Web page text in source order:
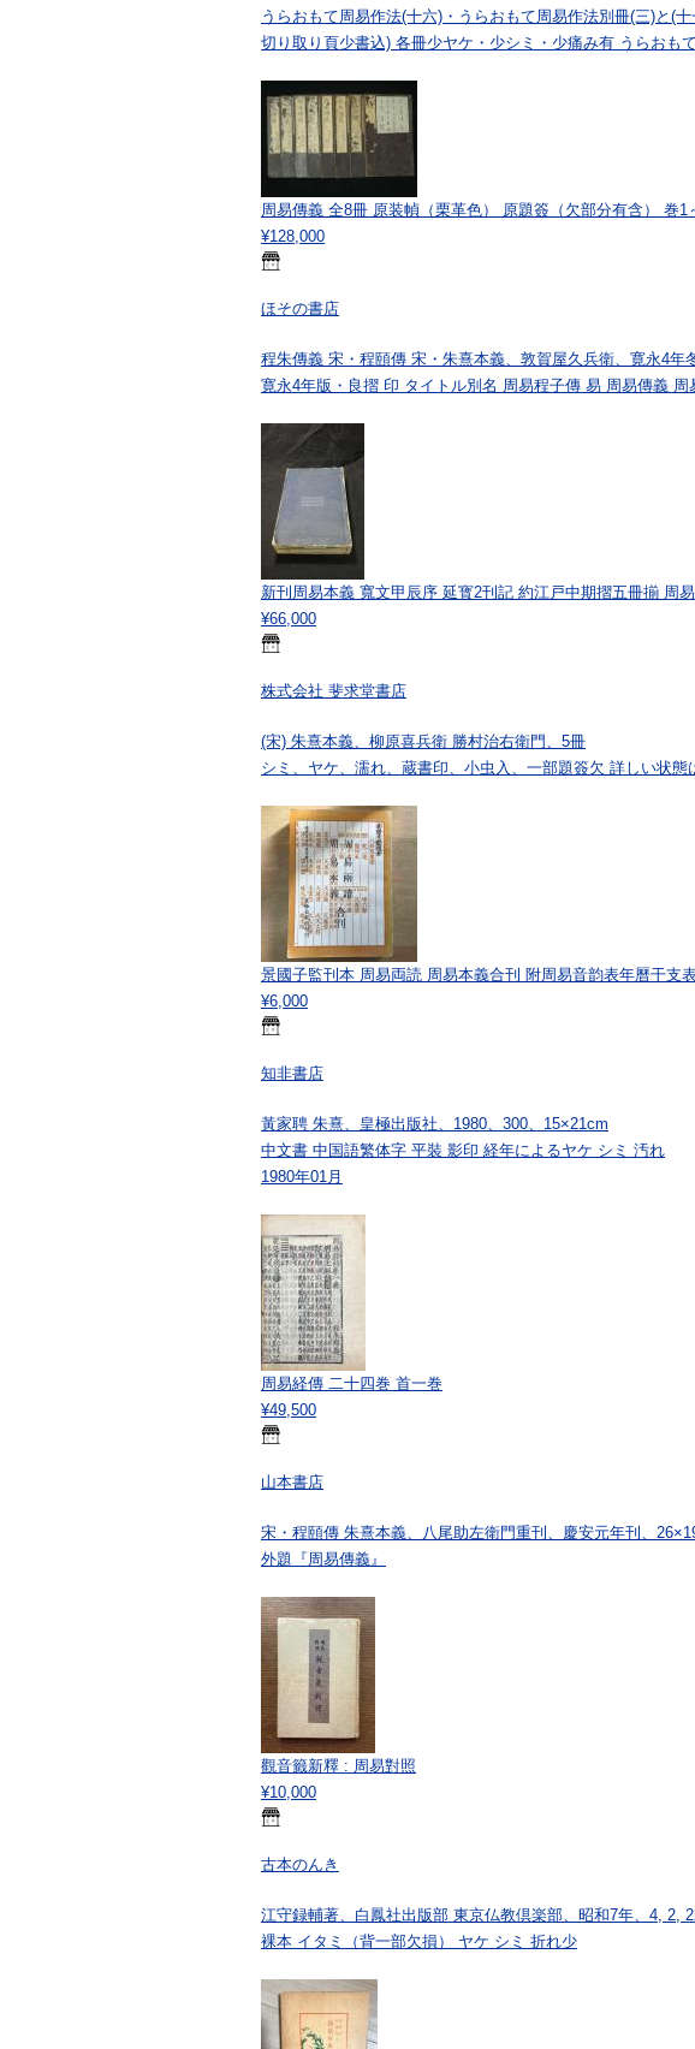
うらおもて周易作法(十六)・うらおもて周易作法別冊(三)と(
切り取り頁少書込) 各冊少ヤケ・少シミ・少痛み有 うらおも
周易傳義 全8冊 原装幀（栗革色） 原題簽（欠部分有含） 巻1
¥128,000
ほその書店
程朱傳義 宋・程頤傳 宋・朱熹本義、敦賀屋久兵衛、寛永4年
寛永4年版・良摺 印 タイトル別名 周易程子傳 易 周易傳義 周
新刊周易本義 寬文甲辰序 延寳2刊記 約江戸中期摺五冊揃 周
¥66,000
株式会社 斐求堂書店
(宋) 朱熹本義、柳原喜兵衛 勝村治右衛門、5冊
シミ、ヤケ、濡れ、蔵書印、小虫入、一部題簽欠 詳しい状態
景國子監刊本 周易両読 周易本義合刊 附周易音韵表年曆干支
¥6,000
知非書店
黃家聘 朱熹、皇極出版社、1980、300、15×21cm
中文書 中国語繁体字 平裝 影印 経年によるヤケ シミ 汚れ
1980年01月
周易経傳 二十四巻 首一巻
¥49,500
山本書店
宋・程頤傳 朱熹本義、八尾助左衛門重刊、慶安元年刊、
外題『周易傳義』
觀音籤新釋 : 周易對照
¥10,000
古本のんき
江守録輔著、白鳳社出版部 東京仏教倶楽部、昭和7年、4, 2,
裸本 イタミ（背一部欠損） ヤケ シミ 折れ少